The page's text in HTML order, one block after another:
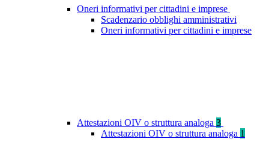
Oneri informativi per cittadini e imprese
Scadenzario obblighi amministrativi
Oneri informativi per cittadini e imprese
Attestazioni OIV o struttura analoga 3
Attestazioni OIV o struttura analoga 1